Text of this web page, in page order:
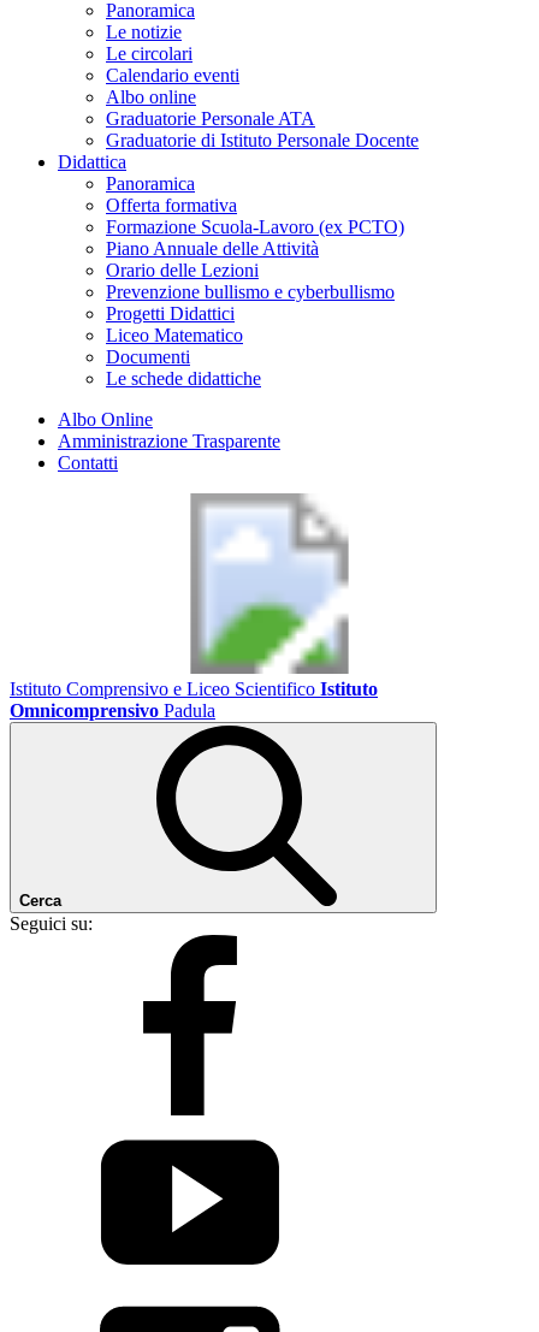
Panoramica
Le notizie
Le circolari
Calendario eventi
Albo online
Graduatorie Personale ATA
Graduatorie di Istituto Personale Docente
Didattica
Panoramica
Offerta formativa
Formazione Scuola-Lavoro (ex PCTO)
Piano Annuale delle Attività
Orario delle Lezioni
Prevenzione bullismo e cyberbullismo
Progetti Didattici
Liceo Matematico
Documenti
Le schede didattiche
Albo Online
Amministrazione Trasparente
Contatti
Istituto Comprensivo e Liceo Scientifico Istituto
Omnicomprensivo Padula
Cerca
Seguici su: